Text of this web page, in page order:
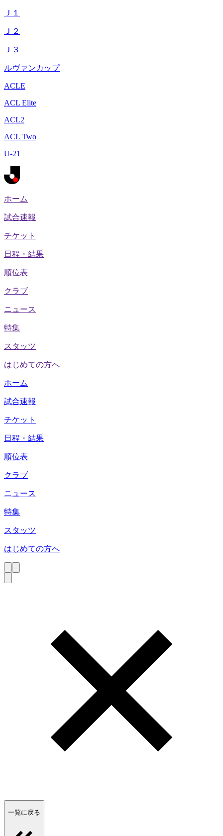
Ｊ１
Ｊ２
Ｊ３
ルヴァンカップ
ACLE
ACL Elite
ACL2
ACL Two
U-21
ホーム
試合速報
チケット
日程・結果
順位表
クラブ
ニュース
特集
スタッツ
はじめての方へ
ホーム
試合速報
チケット
日程・結果
順位表
クラブ
ニュース
特集
スタッツ
はじめての方へ
一覧に戻る